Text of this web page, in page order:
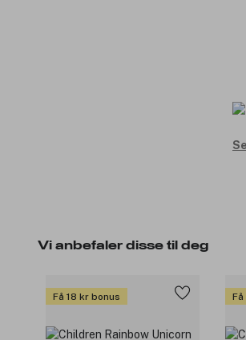
Vi anbefaler disse til deg
Få 18 kr bonus